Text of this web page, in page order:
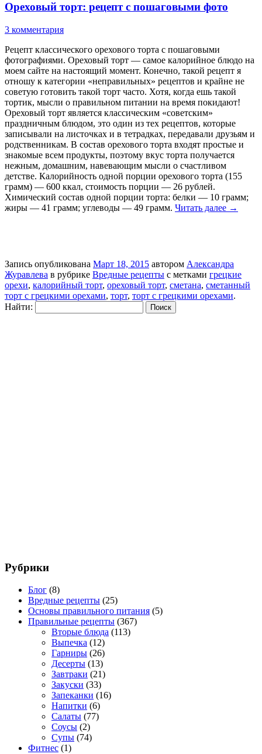
Ореховый торт: рецепт с пошаговыми фото
3 комментария
Рецепт классического орехового торта с пошаговыми
фотографиями. Ореховый торт — самое калорийное блюдо на
моем сайте на настоящий момент. Конечно, такой рецепт я
отношу к категории «неправильных» рецептов и крайне не
советую готовить такой торт часто. Хотя, когда ешь такой
тортик, мысли о правильном питании на время покидают!
Ореховый торт является классическим «советским»
праздничным блюдом, это один из тех рецептов, которые
записывали на листочках и в тетрадках, передавали друзьям и
родственникам. В состав орехового торта входят простые и
знакомые всем продукты, поэтому вкус торта получается
нежным, домашним, навевающим мысли о счастливом
детстве. Калорийность одной порции орехового торта (155
грамм) — 600 ккал, стоимость порции — 26 рублей.
Химический состав одной порции торта: белки — 10 грамм;
жиры — 41 грамм; углеводы — 49 грамм. Читать далее →
Запись опубликована Март 18, 2015 автором Александра
Журавлева в рубрике Вредные рецепты с метками грецкие
орехи, калорийный торт, ореховый торт, сметана, сметанный
торт с грецкими орехами, торт, торт с грецкими орехами.
Найти:
Рубрики
Блог (8)
Вредные рецепты (25)
Основы правильного питания (5)
Правильные рецепты (367)
Вторые блюда (113)
Выпечка (12)
Гарниры (26)
Десерты (13)
Завтраки (21)
Закуски (33)
Запеканки (16)
Напитки (6)
Салаты (77)
Соусы (2)
Супы (74)
Фитнес (1)